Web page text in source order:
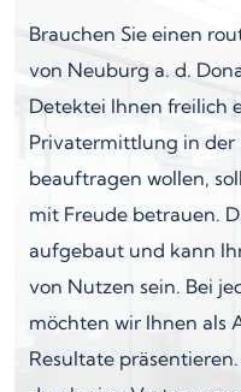
Brauchen Sie einen
von Neuburg a. d.
Detektei Ihnen freilich
Privatermittlung in der
beauftragen wollen,
mit Freude betrauen.
aufgebaut und kann
von Nutzen sein. Bei
möchten wir Ihnen als
Resultate